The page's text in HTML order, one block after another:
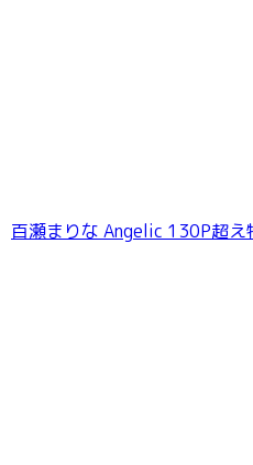
百瀬まりな Angelic 130P超え